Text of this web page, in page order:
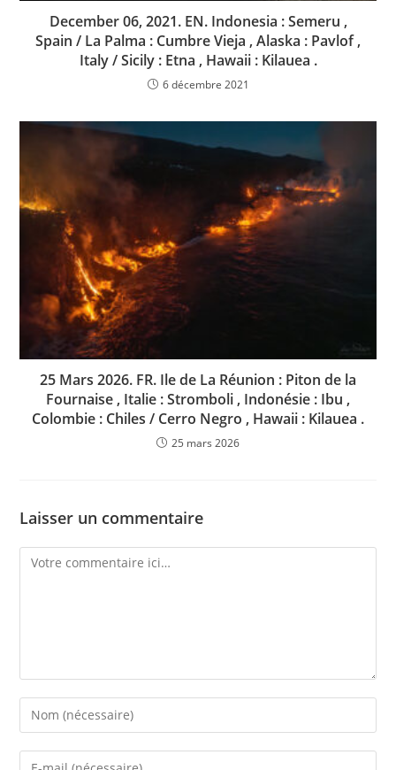
December 06, 2021. EN. Indonesia : Semeru ,
Spain / La Palma : Cumbre Vieja , Alaska : Pavlof ,
Italy / Sicily : Etna , Hawaii : Kilauea .
6 décembre 2021
25 Mars 2026. FR. Ile de La Réunion : Piton de la
Fournaise , Italie : Stromboli , Indonésie : Ibu ,
Colombie : Chiles / Cerro Negro , Hawaii : Kilauea .
25 mars 2026
Laisser un commentaire
Comment
Enter
your
name
Enter